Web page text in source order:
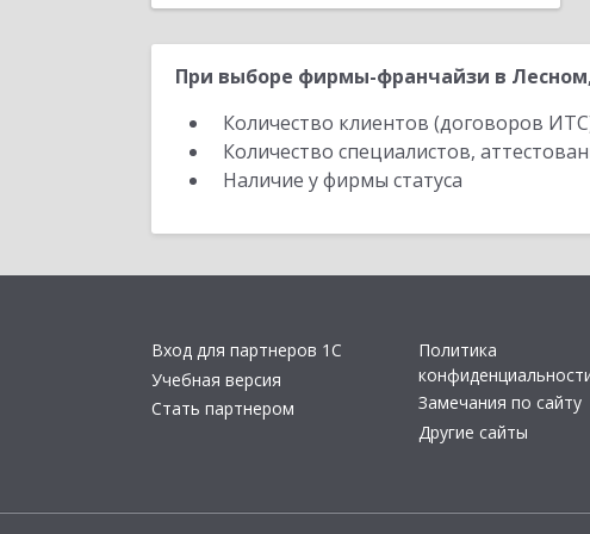
При выборе фирмы-франчайзи в
Количество клиентов (договоров
Количество специалистов,
Наличие у фирмы статуса
Вход для партнеров 1С
Учебная версия
Стать партнером
Политика
Замечания по сайту
Другие сайты